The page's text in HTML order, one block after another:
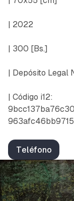
| 2022
| 300 [Bs.]
| Depósito Legal
| Código i12:
Teléfono